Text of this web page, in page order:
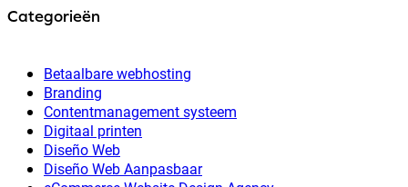
Categorieën
Betaalbare webhosting
Branding
Contentmanagement systeem
Digitaal printen
Diseño Web
Diseño Web Aanpasbaar